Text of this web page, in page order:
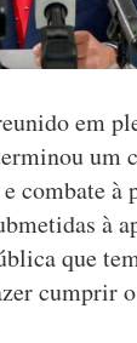
em
um
combate à
à
que
cumprir